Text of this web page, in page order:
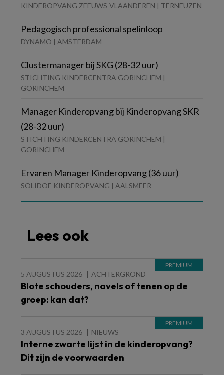
KINDEROPVANG ZEEUWS-VLAANDEREN | TERNEUZEN
Pedagogisch professional spelinloop
DYNAMO | AMSTERDAM
Clustermanager bij SKG (28-32 uur)
STICHTING KINDERCENTRA GORINCHEM |
GORINCHEM
Manager Kinderopvang bij Kinderopvang SKR
(28-32 uur)
STICHTING KINDERCENTRA GORINCHEM |
GORINCHEM
Ervaren Manager Kinderopvang (36 uur)
SOLIDOE KINDEROPVANG | AALSMEER
Lees ook
5 AUGUSTUS 2026 ACHTERGROND
Blote schouders, navels of tenen op de
groep: kan dat?
3 AUGUSTUS 2026 NIEUWS
Interne zwarte lijst in de kinderopvang?
Dit zijn de voorwaarden